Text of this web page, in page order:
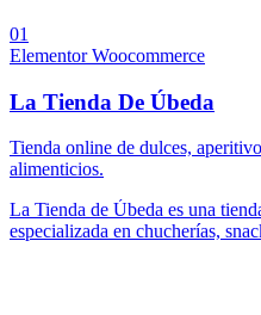
01
ElementorWoocommerce
La Tienda De Úbeda
Tienda online de dulces,
alimenticios.
La Tienda de Úbeda es una
especializada en chucherías,